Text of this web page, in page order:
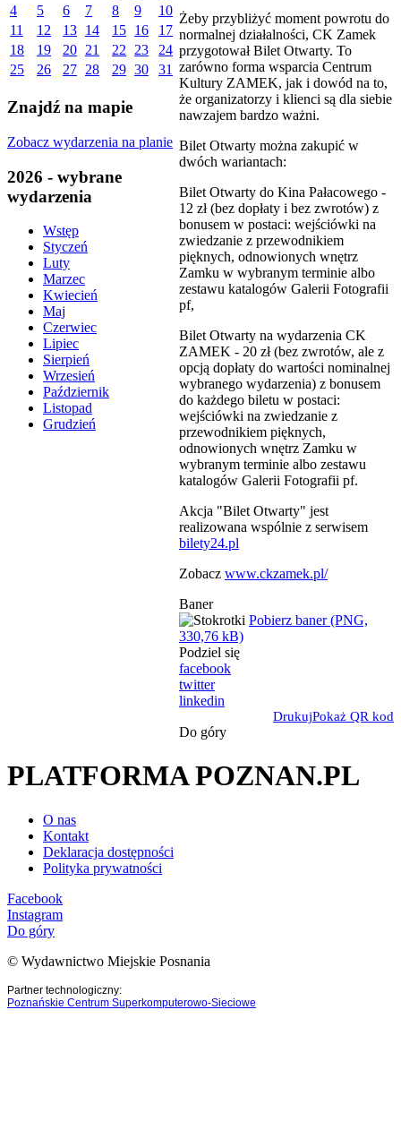
4
5 6 7 8 9
10
11
12 13 14 15 16
17
18
19 20 21 22 23
24
25
26 27 28 29 30 31
Znajdź na mapie
Zobacz wydarzenia na planie
2026 - wybrane
wydarzenia
Wstęp
Styczeń
Luty
Marzec
Kwiecień
Maj
Czerwiec
Lipiec
Sierpień
Wrzesień
Październik
Listopad
Grudzień
Żeby przybliżyć moment powrotu do
normalnej działalności, CK Zamek
przygotował Bilet Otwarty. To
zarówno forma wsparcia Centrum
Kultury ZAMEK, jak i dowód na to,
że organizatorzy i klienci są dla siebie
nawzajem bardzo ważni.
Bilet Otwarty można zakupić w
dwóch wariantach:
Bilet Otwarty do Kina Pałacowego -
12 zł (bez dopłaty i bez zwrotów) z
bonusem w postaci: wejściówki na
zwiedzanie z przewodnikiem
pięknych, odnowionych wnętrz
Zamku w wybranym terminie albo
zestawu katalogów Galerii Fotografii
pf,
Bilet Otwarty na wydarzenia CK
ZAMEK - 20 zł (bez zwrotów, ale z
opcją dopłaty do wartości nominalnej
wybranego wydarzenia) z bonusem
do każdego biletu w postaci:
wejściówki na zwiedzanie z
przewodnikiem pięknych,
odnowionych wnętrz Zamku w
wybranym terminie albo zestawu
katalogów Galerii Fotografii pf.
Akcja "Bilet Otwarty" jest
realizowana wspólnie z serwisem
bilety24.pl
Zobacz www.ckzamek.pl/
Baner
Pobierz baner (PNG,
330,76 kB)
Podziel się
facebook
twitter
linkedin
DrukujPokaż QR kod
Do góry
PLATFORMA POZNAN.PL
O nas
Kontakt
Deklaracja dostępności
Polityka prywatności
Facebook
Instagram
Do góry
© Wydawnictwo Miejskie Posnania
Partner technologiczny:
Poznańskie Centrum Superkomputerowo-Sieciowe